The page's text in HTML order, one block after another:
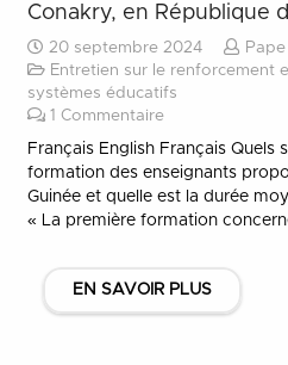
Conakry, en République
20 septembre 2024
Entretien sur le renforcement
systèmes éducatifs
1 Commentaire
Français English Français Quels
formation des enseignants
Guinée et quelle est la durée
« La première formation
EN SAVOIR PLUS